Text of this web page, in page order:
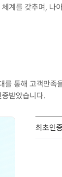
계를 갖추며,
통해 고객만
받았습니다.
최초인